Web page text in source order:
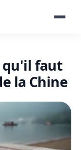
qu'il faut
la Chine